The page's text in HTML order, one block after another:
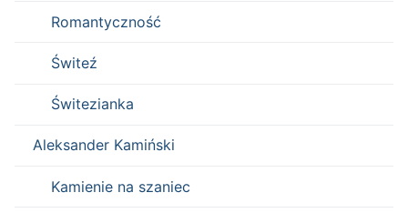
Romantyczność
Świteź
Świtezianka
Aleksander Kamiński
Kamienie na szaniec